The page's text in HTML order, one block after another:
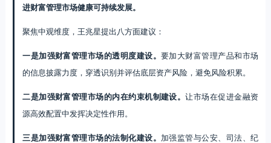
进财富管理市场健康可持续发展。
聚焦中观维度，王兆星提出八方面建议：
一是加强财富管理市场的透明度建设。 要加大财富管理产品和市场
的信息披露力度，穿透识别并评估底层资产风险，避免风险积累。
二是加强财富管理市场的内在约束机制建设。让市场在促进金融资
源高效配置中发挥决定性作用。
三是加强财富管理市场的法制化建设。 加强监管与公安、司法、纪